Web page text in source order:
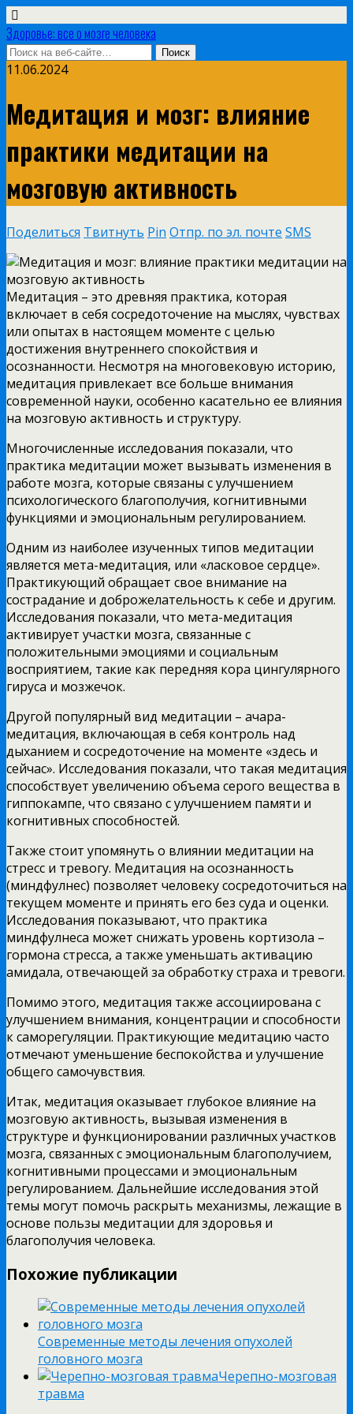
Здоровье: все о мозге человека
11.06.2024
Медитация и мозг: влияние
практики медитации на
мозговую активность
Поделиться Твитнуть Pin Отпр. по эл. почте SMS
Медитация – это древняя практика, которая
включает в себя сосредоточение на мыслях, чувствах
или опытах в настоящем моменте с целью
достижения внутреннего спокойствия и
осознанности. Несмотря на многовековую историю,
медитация привлекает все больше внимания
современной науки, особенно касательно ее влияния
на мозговую активность и структуру.
Многочисленные исследования показали, что
практика медитации может вызывать изменения в
работе мозга, которые связаны с улучшением
психологического благополучия, когнитивными
функциями и эмоциональным регулированием.
Одним из наиболее изученных типов медитации
является мета-медитация, или «ласковое сердце».
Практикующий обращает свое внимание на
сострадание и доброжелательность к себе и другим.
Исследования показали, что мета-медитация
активирует участки мозга, связанные с
положительными эмоциями и социальным
восприятием, такие как передняя кора цингулярного
гируса и мозжечок.
Другой популярный вид медитации – ачара-
медитация, включающая в себя контроль над
дыханием и сосредоточение на моменте «здесь и
сейчас». Исследования показали, что такая медитация
способствует увеличению объема серого вещества в
гиппокампе, что связано с улучшением памяти и
когнитивных способностей.
Также стоит упомянуть о влиянии медитации на
стресс и тревогу. Медитация на осознанность
(миндфулнес) позволяет человеку сосредоточиться на
текущем моменте и принять его без суда и оценки.
Исследования показывают, что практика
миндфулнеса может снижать уровень кортизола –
гормона стресса, а также уменьшать активацию
амидала, отвечающей за обработку страха и тревоги.
Помимо этого, медитация также ассоциирована с
улучшением внимания, концентрации и способности
к саморегуляции. Практикующие медитацию часто
отмечают уменьшение беспокойства и улучшение
общего самочувствия.
Итак, медитация оказывает глубокое влияние на
мозговую активность, вызывая изменения в
структуре и функционировании различных участков
мозга, связанных с эмоциональным благополучием,
когнитивными процессами и эмоциональным
регулированием. Дальнейшие исследования этой
темы могут помочь раскрыть механизмы, лежащие в
основе пользы медитации для здоровья и
благополучия человека.
Похожие публикации
Современные методы лечения опухолей
головного мозга
Черепно-мозговая
травма